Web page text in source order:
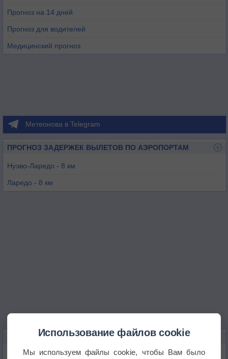
Прогноз на 14 дней
Прогноз для водителей
Медицинский прогноз
Метеонова в Telegram
ПРОГНОЗ ЗАДЕРЖЕК ВЫЛЕТОВ ПО АЭРОПОРТАМ
Нуэво-Ларедо - 8 км
Ларедо - 8 км
КАРТЫ ПОГОДЫ В НУЭВО-ЛАРЕДО
Температура
Использование файлов cookie
Мы используем файлы cookie, чтобы Вам было